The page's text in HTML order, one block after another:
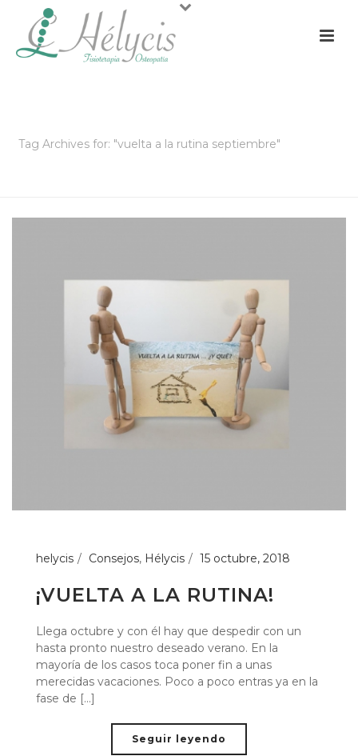
Tag Archives for: "vuelta a la rutina septiembre"
helycis Consejos, Hélycis 15 octubre, 2018
¡VUELTA A LA RUTINA!
Llega octubre y con él hay que despedir con un
hasta pronto nuestro deseado verano. En la
mayoría de los casos toca poner fin a unas
merecidas vacaciones. Poco a poco entras ya en la
fase de [...]
Seguir leyendo